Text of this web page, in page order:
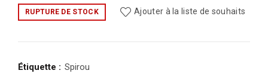
RUPTURE DE STOCK Ajouter à la liste de souhaits
Étiquette : Spirou